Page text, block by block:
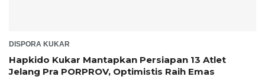
DISPORA KUKAR
Hapkido Kukar Mantapkan Persiapan 13 Atlet
Jelang Pra PORPROV, Optimistis Raih Emas